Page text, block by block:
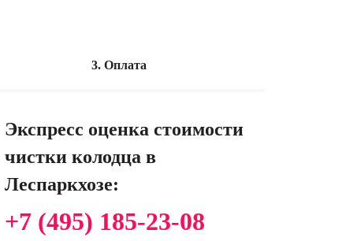
3. Оплата
Экспресс оценка стоимости
чистки колодца в
Леспаркхозе:
+7 (495) 185-23-08